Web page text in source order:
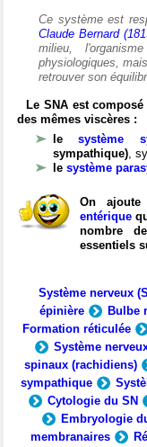
Ce système est
Claude Bernard
milieu,
physiologiques,
retrouver son
Le SNA est
des mêmes viscères :
lesystème
sympathique),
le système
On
entérique
nombre
essentiels
Système nerveux
épinière
Bulbe
Formation réticulée
Système
spinaux (rachidiens)
sympathique
Cytologie du SN
Embryologie
membranaires